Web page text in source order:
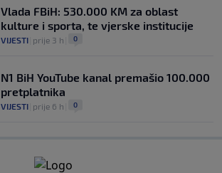
Vlada FBiH: 530.000 KM za oblast
kulture i sporta, te vjerske institucije
VIJESTI prije 3 h 0
N1 BiH YouTube kanal premašio 100.000
pretplatnika
VIJESTI prije 6 h 0